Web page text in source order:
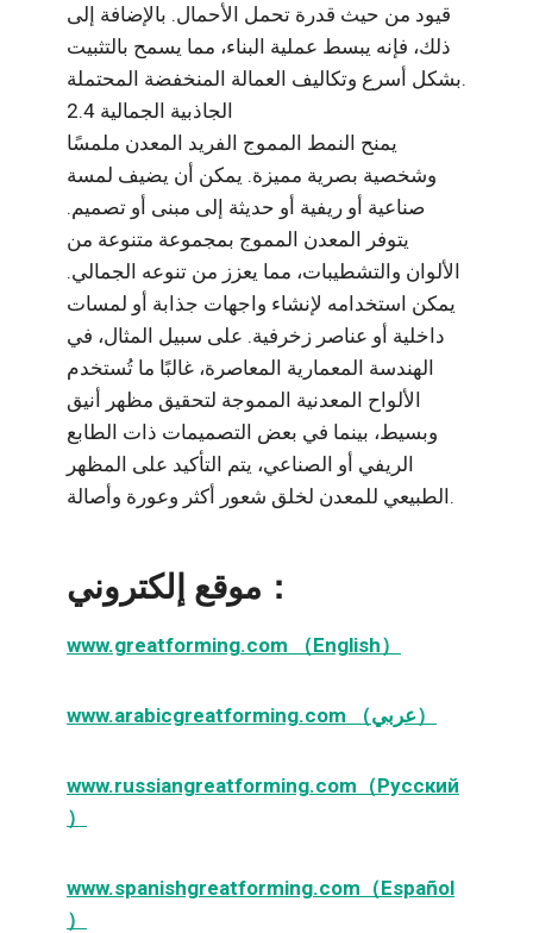
قيود من حيث قدرة تحمل الأحمال. بالإضافة إلى
ذلك، فإنه يبسط عملية البناء، مما يسمح بالتثبيت
بشكل أسرع وتكاليف العمالة المنخفضة المحتملة.
2.4 الجاذبية الجمالية
يمنح النمط المموج الفريد المعدن ملمسًا
وشخصية بصرية مميزة. يمكن أن يضيف لمسة
صناعية أو ريفية أو حديثة إلى مبنى أو تصميم.
يتوفر المعدن المموج بمجموعة متنوعة من
الألوان والتشطيبات، مما يعزز من تنوعه الجمالي.
يمكن استخدامه لإنشاء واجهات جذابة أو لمسات
داخلية أو عناصر زخرفية. على سبيل المثال، في
الهندسة المعمارية المعاصرة، غالبًا ما تُستخدم
الألواح المعدنية المموجة لتحقيق مظهر أنيق
وبسيط، بينما في بعض التصميمات ذات الطابع
الريفي أو الصناعي، يتم التأكيد على المظهر
الطبيعي للمعدن لخلق شعور أكثر وعورة وأصالة.
موقع إلكتروني：
www.greatforming.com （English）
www.arabicgreatforming.com （عربي）
www.russiangreatforming.com（Русский
）
www.spanishgreatforming.com（Español
）